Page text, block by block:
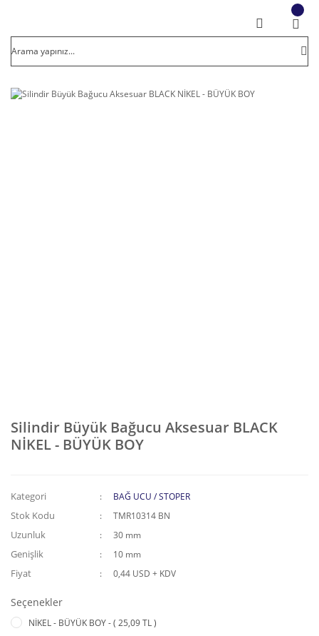
Silindir Büyük Bağucu Aksesuar BLACK
NİKEL - BÜYÜK BOY
Kategori BAĞ UCU / STOPER
Stok Kodu TMR10314 BN
Uzunluk 30 mm
Genişlik 10 mm
Fiyat 0,44 USD + KDV
Seçenekler
NİKEL - BÜYÜK BOY - ( 25,09 TL )